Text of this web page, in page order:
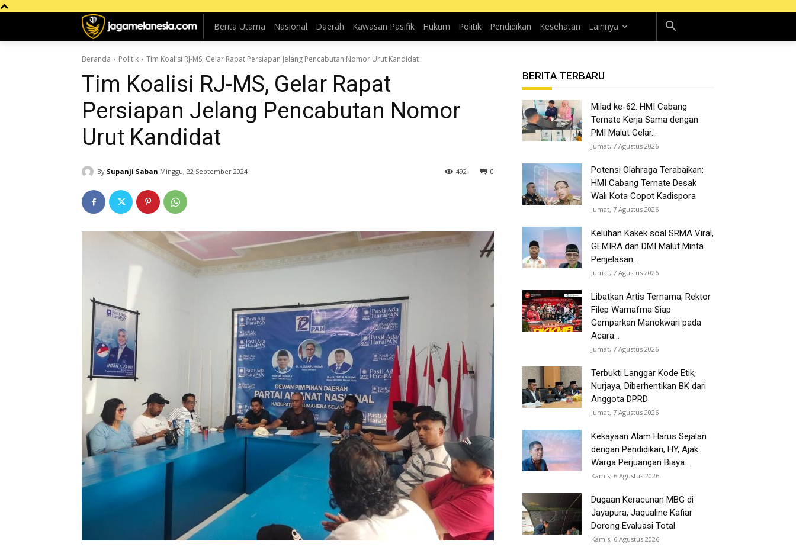
Berita Utama Nasional Daerah Kawasan Pasifik Hukum Politik Pendidikan Kesehatan Lainnya
Beranda Politik Tim Koalisi RJ-MS, Gelar Rapat Persiapan Jelang Pencabutan Nomor Urut Kandidat
Tim Koalisi RJ-MS, Gelar Rapat
Persiapan Jelang Pencabutan Nomor
Urut Kandidat
By Supanji Saban Minggu, 22 September 2024 0
492
BERITA TERBARU
Milad ke-62: HMI Cabang
Ternate Kerja Sama dengan
PMI Malut Gelar...
Jumat, 7 Agustus 2026
Potensi Olahraga Terabaikan:
HMI Cabang Ternate Desak
Wali Kota Copot Kadispora
Jumat, 7 Agustus 2026
Keluhan Kakek soal SRMA Viral,
GEMIRA dan DMI Malut Minta
Penjelasan...
Jumat, 7 Agustus 2026
Libatkan Artis Ternama, Rektor
Filep Wamafma Siap
Gemparkan Manokwari pada
Acara...
Jumat, 7 Agustus 2026
Terbukti Langgar Kode Etik,
Nurjaya, Diberhentikan BK dari
Anggota DPRD
Jumat, 7 Agustus 2026
Kekayaan Alam Harus Sejalan
dengan Pendidikan, HY, Ajak
Warga Perjuangan Biaya...
Kamis, 6 Agustus 2026
Dugaan Keracunan MBG di
Jayapura, Jaqualine Kafiar
Dorong Evaluasi Total
Kamis, 6 Agustus 2026